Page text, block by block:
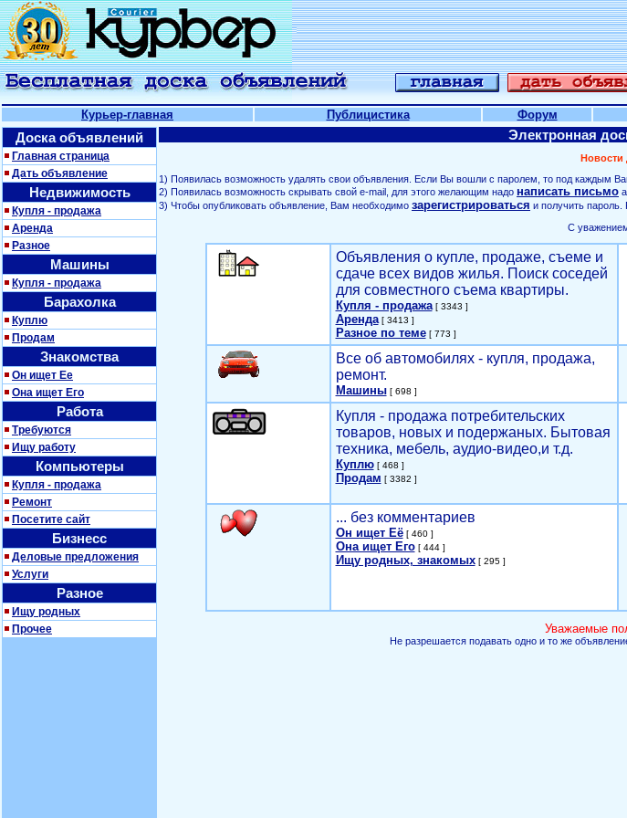
Курьер-главная Публицистика Форум
Доска объявлений
Главная страница
Дать объявление
Недвижимость
Купля - продажа
Аренда
Разное
Машины
Купля - продажа
Барахолка
Куплю
Продам
Знакомства
Он ищет Ее
Она ищет Его
Работа
Требуются
Ищу работу
Компьютеры
Купля - продажа
Ремонт
Посетите сайт
Бизнесс
Деловые предложения
Услуги
Разное
Ищу родных
Прочее
Электронная
Новости
1) Появилась возможность удалять свои объявления. Если Вы вошли с паролем, то под каждым
2) Появилась возможность скрывать свой е-mail, для этого желающим надо написать письмо
3) Чтобы опубликовать объявление, Вам необходимо зарегистрироваться и получить пароль.
С
Объявления о купле, продаже, съеме и
сдаче всех видов жилья. Поиск соседей
для совместного съема квартиры.
Купля - продажа[ 3343 ]
Аренда[ 3413 ]
Разное по теме[ 773 ]
Все об автомобилях - купля, продажа,
ремонт.
Машины[ 698 ]
Купля - продажа потребительских
товаров, новых и подержаных. Бытовая
техника, мебель, аудио-видео,и т.д.
Куплю[ 468 ]
Продам [ 3382 ]
... без комментариев
Он ищет Её[ 460 ]
Она ищет Его[ 444 ]
Ищу родных, знакомых[ 295 ]
Уважаемые
Не разрешается подавать одно и то же